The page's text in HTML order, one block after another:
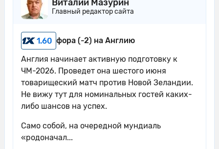
11'
Англия идет вперед с потенциально
11'
Майкл Боксал из команды Новая
Зеландия перехватывает навес,
направленный в сторону штрафной.
11'
Новая Зеландия идет вперед с
потенциально опасной атакой.
Сарприт Сингх из команды Новая
12'
Удар от ворот произведет Англия
Виталий Мазурин
Главный редактор сайта
1.60 фора (-2) на Англию
Англия начинает активную подготовку к
ЧМ-2026. Проведет она шестого июня
товарищеский матч против Новой Зеландии.
Не вижу тут для номинальных гостей каких-
либо шансов на успех.
Само собой, на очередной мундиаль
«родоначал...